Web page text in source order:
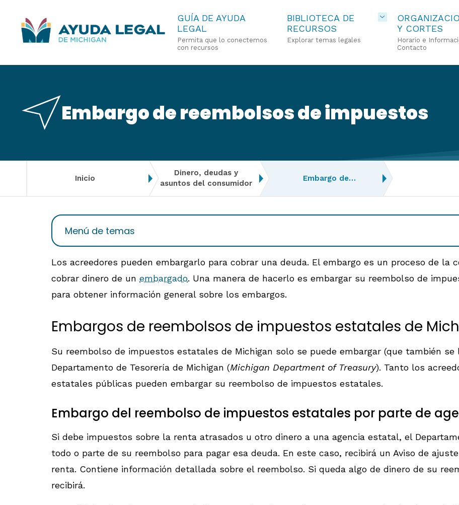
al
contenido
GUÍA DE AYUDA
LEGAL
Permita que lo conectemos
con recursos
BIBLIOTECA DE
RECURSOS
Explorar temas legales
Y CORTES
Horario e
Contacto
Embargo de reembolsos de impuestos
Inicio
Dinero, deudas y
asuntos del consumidor
Embargo de…
Menú de temas
Los acreedores pueden embargarlo para cobrar una deuda. El embargo es un proceso de la
cobrar dinero de un embargado. Una manera de hacerlo es embargar su reembolso de
para obtener información general sobre los embargos.
Embargos de reembolsos de impuestos estatales de
Su reembolso de impuestos estatales de Michigan solo se puede embargar (que también
Departamento de Tesorería de Michigan (Michigan Department of Treasury). Tanto los
estatales públicas pueden embargar su reembolso de impuestos estatales.
Embargo del reembolso de impuestos estatales por parte de
Si debe impuestos sobre la renta atrasados u otro dinero a una agencia estatal, el
todo o parte de su reembolso para pagar esa deuda. En este caso, recibirá un Aviso de
renta. Contiene información detallada sobre el reembolso. Si queda algo de dinero de su
recibirá.